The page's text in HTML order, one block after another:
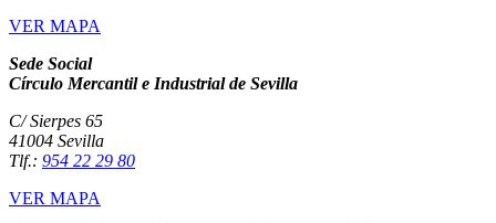
VER MAPA
Sede Social
Círculo Mercantil e Industrial de Sevilla
C/ Sierpes 65
41004 Sevilla
Tlf.: 954 22 29 80
VER MAPA